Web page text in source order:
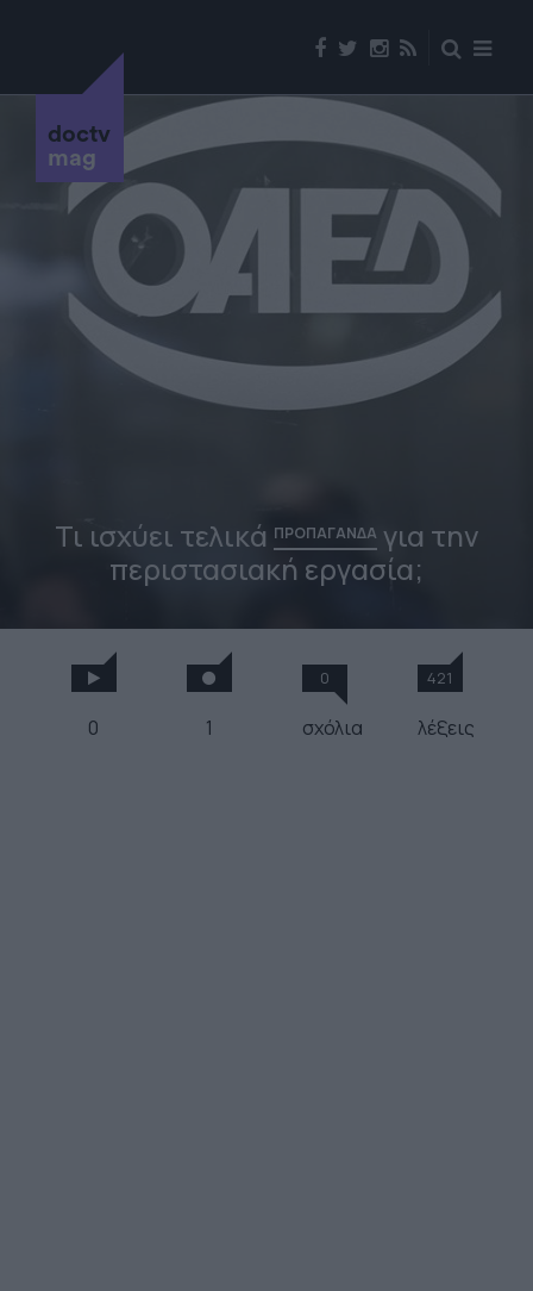
doctv
mag
Τι ισχύει τελικά ΠΡΟΠΑΓΑΝΔΑ για την
περιστασιακή εργασία;
0 1
0
σχόλια
421
λέξεις